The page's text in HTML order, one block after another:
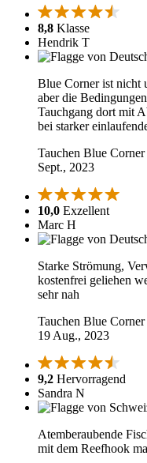
8,8 Klasse
Hendrik T
Blue Corner ist nicht
aber die
Tauchgang dort mit
bei starker
Tauchen Blue
Sept., 2023
10,0 Exzellent
Marc H
Starke Strömung,
kostenfrei geliehen
sehr nah
Tauchen Blue
19 Aug., 2023
9,2 Hervorragend
Sandra N
Atemberaubende
mit dem Reefhook